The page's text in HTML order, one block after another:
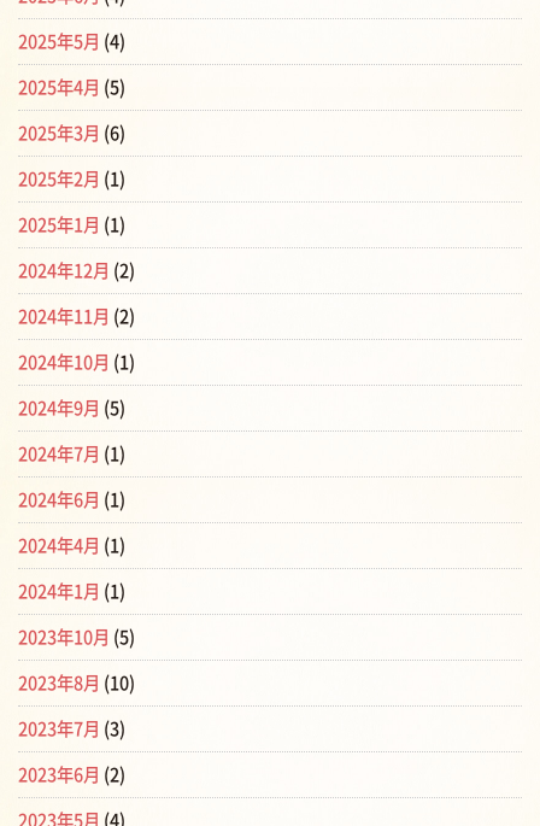
2025年5月 (4)
2025年4月 (5)
2025年3月 (6)
2025年2月 (1)
2025年1月 (1)
2024年12月 (2)
2024年11月 (2)
2024年10月 (1)
2024年9月 (5)
2024年7月 (1)
2024年6月 (1)
2024年4月 (1)
2024年1月 (1)
2023年10月 (5)
2023年8月 (10)
2023年7月 (3)
2023年6月 (2)
2023年5月 (4)